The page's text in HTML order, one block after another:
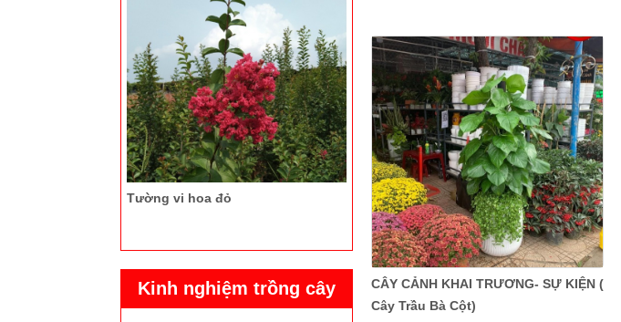
CÂY CẢNH KHAI TRƯƠNG- SỰ KIỆN (
Cây Trầu Bà Cột)
Chuối rẻ quạt
Kinh nghiệm trồng cây
Chậu men sủi